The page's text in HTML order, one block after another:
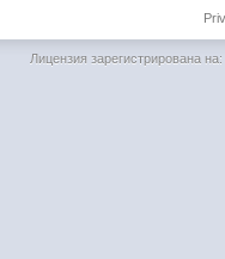
Лицензия зарегистрирована